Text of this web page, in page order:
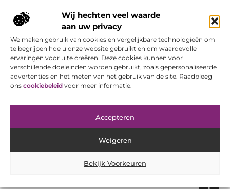
Wij hechten veel waarde
aan uw privacy
We maken gebruik van cookies en vergelijkbare technologieën om
te begrijpen hoe u onze website gebruikt en om waardevolle
ervaringen voor u te creëren. Deze cookies kunnen voor
verschillende doeleinden worden gebruikt, zoals gepersonaliseerde
advertenties en het meten van het gebruik van de site. Raadpleeg
ons cookiebeleid voor meer informatie.
Accepteren
Weigeren
Bekijk Voorkeuren
Jouw bron voor inzichten, tips en nieuws uit de digitale
Ontdek alles wat je moet weten over het dagelijks leven, met
een focus op praktische adviezen en actuele trends.
Bericht categorie
Onze informatie
Cookiebeleid (EU)